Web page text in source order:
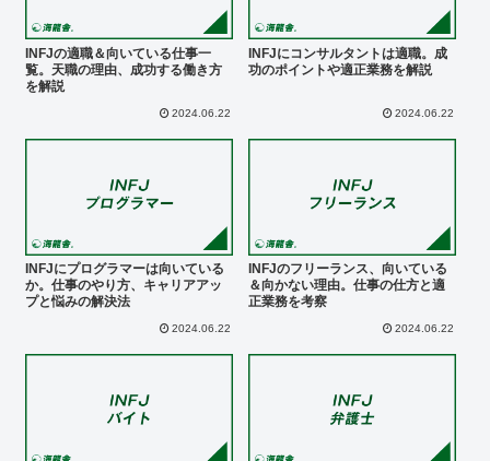
INFJの適職＆向いている仕事一
覧。天職の理由、成功する働き方
を解説
2024.06.22
INFJにコンサルタントは適職。成
功のポイントや適正業務を解説
2024.06.22
INFJにプログラマーは向いている
か。仕事のやり方、キャリアアッ
プと悩みの解決法
2024.06.22
INFJのフリーランス、向いている
＆向かない理由。仕事の仕方と適
正業務を考察
2024.06.22